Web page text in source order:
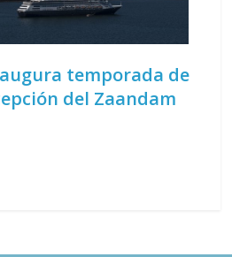
temporada de
del Zaandam